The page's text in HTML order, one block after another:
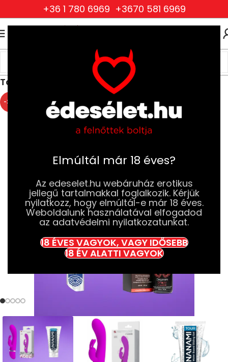
Elmúltál már 18 éves?
Az edeselet.hu webáruház erotikus
jellegű tartalmakkal foglalkozik. Kérjük
nyilatkozz, hogy elmúltál-e már 18 éves.
Weboldalunk használatával elfogadod
az adatvédelmi nyilatkozatunkat.
18 ÉVES VAGYOK, VAGY IDŐSEBB
18 ÉV ALATTI VAGYOK
+36 1 780 6969 +3670 581 6969
Erotikus Játékok, Ajándékok és Partikellékek
Társasjátékok
-20%